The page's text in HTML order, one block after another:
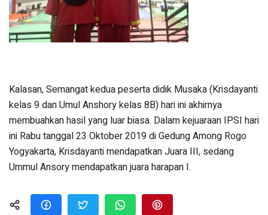
Kalasan, Semangat kedua peserta didik Musaka (Krisdayanti
kelas 9 dan Umul Anshory kelas 8B) hari ini akhirnya
membuahkan hasil yang luar biasa. Dalam kejuaraan IPSI hari
ini Rabu tanggal 23 Oktober 2019 di Gedung Among Rogo
Yogyakarta, Krisdayanti mendapatkan Juara III, sedang
Ummul Ansory mendapatkan juara harapan I.